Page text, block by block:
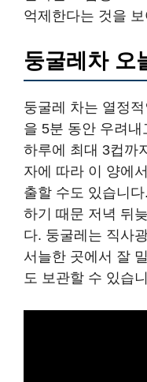
억제한다는 것을
둥굴레차 오
둥굴레 차는 열정
을 5분 동안 우려
하루에 최대 3컵까
자에 따라 이 양에
출할 수도 있습니
하기 때문 저녁 뒤
다. 둥굴레는 직사
서늘한 곳에서 잘
도 보관할 수 있습